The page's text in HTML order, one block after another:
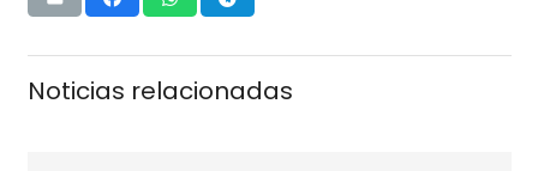
Noticias relacionadas